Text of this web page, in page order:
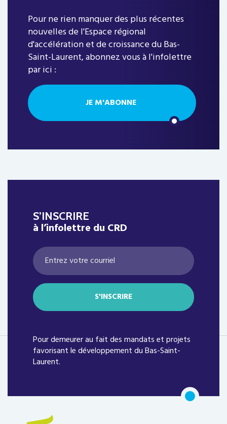
Pour ne rien manquer des plus récentes
nouvelles de l'Espace régional
d'accélération et de croissance du Bas-
Saint-Laurent, abonnez vous à l'infolettre
par ici :
JE M'ABONNE
S’INSCRIRE
à l’infolettre du CRD
Pour demeurer au fait des mandats et projets
favorisant le développement du Bas-Saint-
Laurent.